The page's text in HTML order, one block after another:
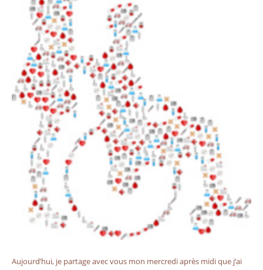
Aujourd’hui, je partage avec vous mon mercredi après midi que j’ai